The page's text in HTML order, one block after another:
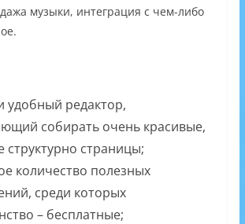
музыки, интеграция с чем-либо
удобный редактор,
собирать очень красивые,
структурно страницы;
количество полезных
среди которых
– бесплатные;